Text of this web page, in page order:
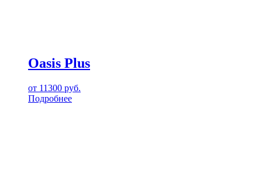
Oasis Plus
от 11300 руб.
Подробнее